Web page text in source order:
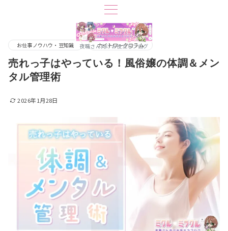
夜職さん向けお役立ちブログ
お仕事ノウハウ・豆知識 ナイトワークコラム
売れっ子はやっている！風俗嬢の体調＆メン
タル管理術
2026年1月28日